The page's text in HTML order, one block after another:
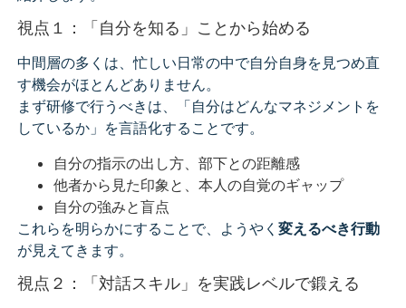
視点１：「自分を知る」ことから始める
中間層の多くは、忙しい日常の中で自分自身を見つめ直
す機会がほとんどありません。
まず研修で行うべきは、「自分はどんなマネジメントを
しているか」を言語化することです。
自分の指示の出し方、部下との距離感
他者から見た印象と、本人の自覚のギャップ
自分の強みと盲点
これらを明らかにすることで、ようやく 変えるべき行動
が見えてきます。
視点２：「対話スキル」を実践レベルで鍛える